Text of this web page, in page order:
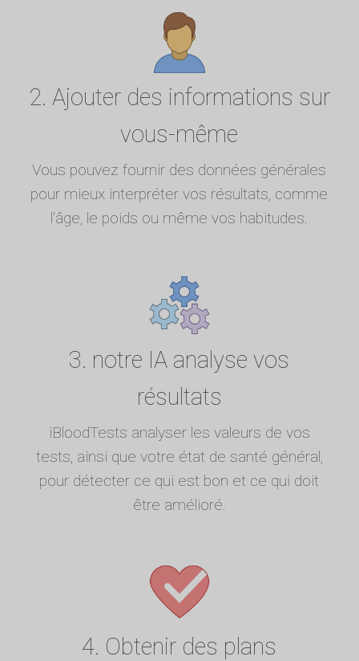
2. Ajouter des informations sur
vous-même
Vous pouvez fournir des données générales
pour mieux interpréter vos résultats, comme
l'âge, le poids ou même vos habitudes.
3. notre IA analyse vos
résultats
iBloodTests analyser les valeurs de vos
tests, ainsi que votre état de santé général,
pour détecter ce qui est bon et ce qui doit
être amélioré.
4. Obtenir des plans